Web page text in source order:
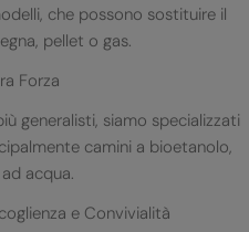
che possono sostituire il
pellet o gas.
Forza
generalisti, siamo specializzati
camini a bioetanolo,
acqua.
e Convivialità